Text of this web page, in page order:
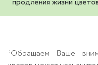
*Обращаем Ваше